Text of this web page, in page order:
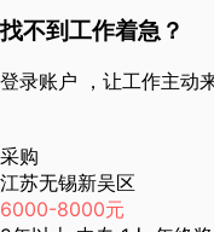
找不到工作着急？
登录账户 ，让工作主动
采购
江苏无锡新吴区
6000-8000元